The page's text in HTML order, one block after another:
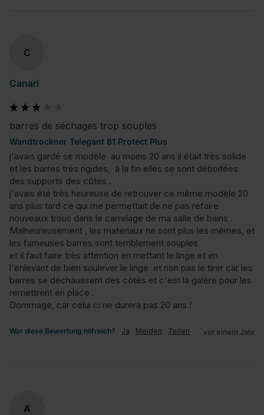
C
Canari
barres de séchages trop souples
Wandtrockner Telegant 81 Protect Plus
j'avais gardé se modèle  au moins 20 ans il était très solide
et les barres très rigides,  à la fin elles se sont déboitées
des supports des côtés .
j'avais été très heureuse de retrouver ce même modèle 20
ans plus tard ce qui me permettait de ne pas refaire
nouveaux trous dans le carrelage de ma salle de bains .
Malheureusement , les matériaux ne sont plus les mêmes, et
les fameuses barres sont terriblement souples
et il faut faire très attention en mettant le linge et en
l'enlevant de bien soulever le linge  et non pas le tirer car les
barres se déchaussent des côtés et c'est la galère pour les
remettrent en place .
Dommage, car celui ci ne durera pas 20 ans !
War diese Bewertung hilfreich? Ja Melden Teilen vor einem Jahr
A